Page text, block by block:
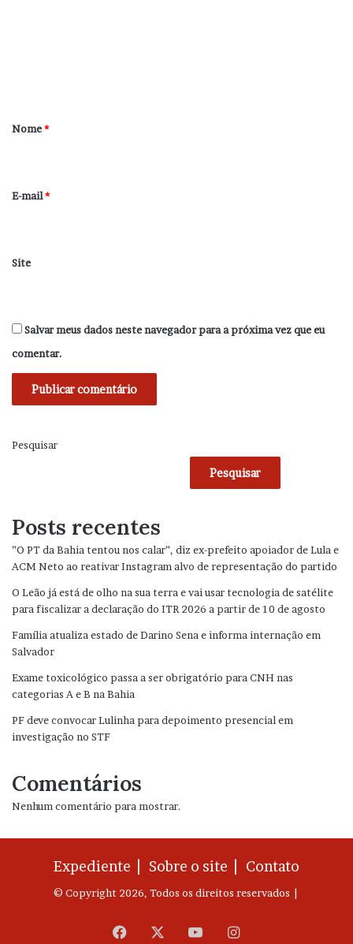
r
*
Nome*
E-mail*
Site
Salvar meus dados neste navegador para a próxima vez que eu
comentar.
Pesquisar
Pesquisar
Posts recentes
”O PT da Bahia tentou nos calar”, diz ex-prefeito apoiador de Lula e
ACM Neto ao reativar Instagram alvo de representação do partido
O Leão já está de olho na sua terra e vai usar tecnologia de satélite
para fiscalizar a declaração do ITR 2026 a partir de 10 de agosto
Família atualiza estado de Darino Sena e informa internação em
Salvador
Exame toxicológico passa a ser obrigatório para CNH nas
categorias A e B na Bahia
PF deve convocar Lulinha para depoimento presencial em
investigação no STF
Comentários
Nenhum comentário para mostrar.
Expediente | Sobre o site | Contato
© Copyright 2026, Todos os direitos reservados |
Facebook YouTubeInstagram